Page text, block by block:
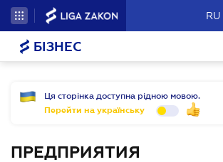
RU
БІЗНЕС
Ця сторінка доступна рідною мовою.
Перейти на українську
ПРЕДПРИЯТИЯ